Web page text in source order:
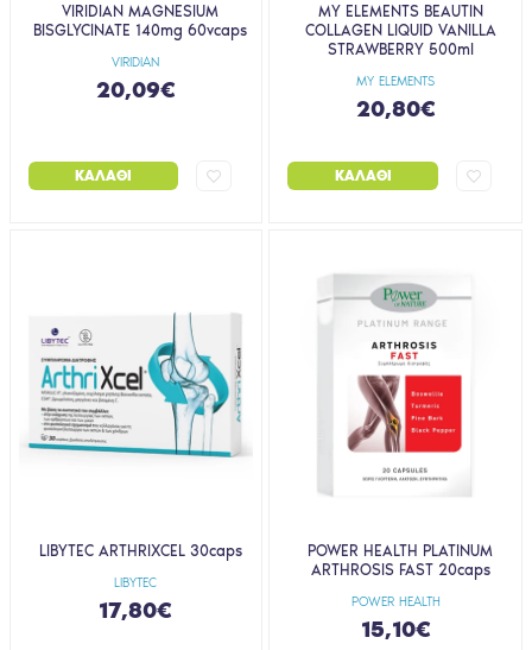
VIRIDIAN
VIRIDIAN MAGNESIUM
BISGLYCINATE 140mg 60vcaps
20,09€
ΚΑΛΆΘΙ
MY ELEMENTS
MY ELEMENTS BEAUTIN
COLLAGEN LIQUID VANILLA
STRAWBERRY 500ml
20,80€
ΚΑΛΆΘΙ
LIBYTEC
LIBYTEC ARTHRIXCEL 30caps
17,80€ POWER HEALTH
POWER HEALTH PLATINUM
ARTHROSIS FAST 20caps
15,10€